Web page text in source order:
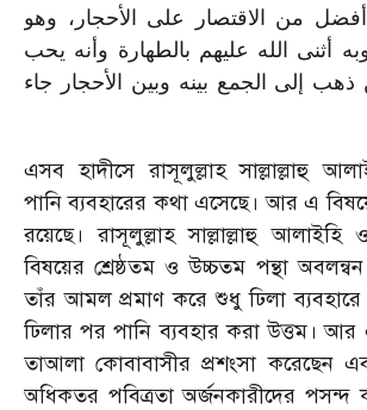
أفضل من الاقتصار على الأحجار، وهو
أثنى الله عليهم بالطهارة وأنه يحب
إلى الجمع بينه وبين الأحجار جاء
এসব হাদীসে রাসূলুল্লাহ সাল্লাল্লাহু
পানি ব্যবহারের কথা এসেছে। আর এ
রয়েছে। রাসূলুল্লাহ সাল্লাল্লাহু আলাইহি
বিষয়ের শ্রেষ্ঠতম ও উচ্চতম পন্থা
তাঁর আমল প্রমাণ করে শুধু ঢিলা ব্যবহারে
ঢিলার পর পানি ব্যবহার করা উত্তম। আর
তাআলা কোবাবাসীর প্রশংসা করেছেন
অধিকতর পবিত্রতা অর্জনকারীদের